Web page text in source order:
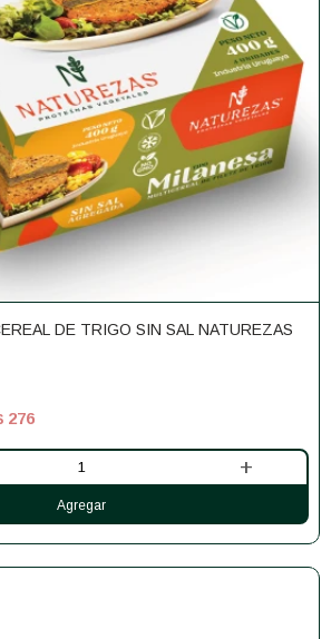
DE TRIGO SIN SAL NATUREZAS
276
+